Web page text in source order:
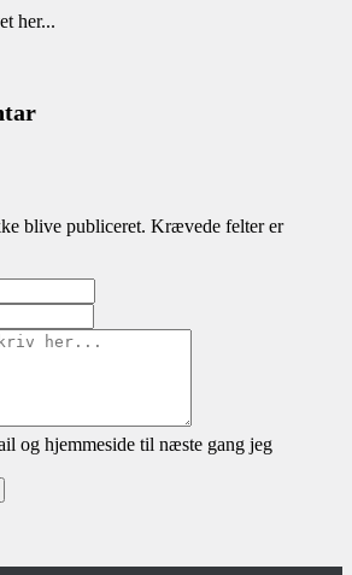
her...
blive publiceret. Krævede felter er
og hjemmeside til næste gang jeg